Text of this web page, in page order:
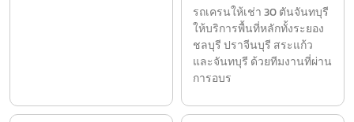
รถเครนให้เช่า 30 ตันจันทบุรี
ให้บริการพื้นที่หลักทั้งระยอง
ชลบุรี ปราจีนบุรี สระแก้ว
และจันทบุรี ด้วยทีมงานที่ผ่าน
การอบร